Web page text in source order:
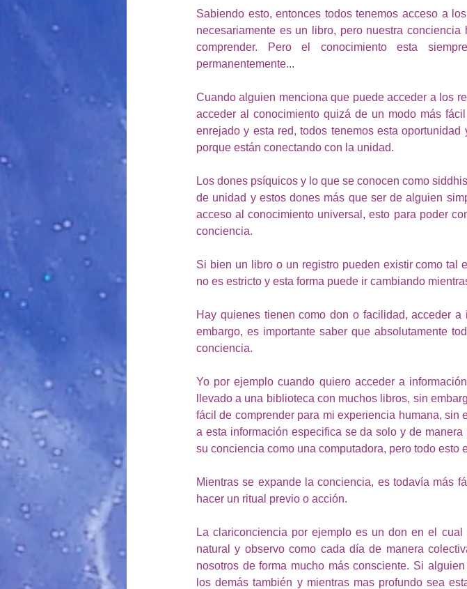
Sabiendo esto, entonces todos tenemos acceso a
necesariamente es un libro, pero nuestra
comprender. Pero el conocimiento esta
permanentemente...
Cuando alguien menciona que puede acceder a los
acceder al conocimiento quizá de un modo más
enrejado y esta red, todos tenemos esta
porque están conectando con la unidad.
Los dones psíquicos y lo que se conocen como
de unidad y estos dones más que ser de alguien
acceso al conocimiento universal, esto para poder
conciencia.
Si bien un libro o un registro pueden existir como tal
no es estricto y esta forma puede ir cambiando
Hay quienes tienen como don o facilidad, acceder
embargo, es importante saber que absolutamente
conciencia.
Yo por ejemplo cuando quiero acceder a
llevado a una biblioteca con muchos libros, sin
fácil de comprender para mi experiencia humana,
a esta información especifica se da solo y de
su conciencia como una computadora, pero todo esto
Mientras se expande la conciencia, es todavía más
hacer un ritual previo o acción.
La clariconciencia por ejemplo es un don en el
natural y observo como cada día de manera
nosotros de forma mucho más consciente. Si
los demás también y mientras mas profundo sea